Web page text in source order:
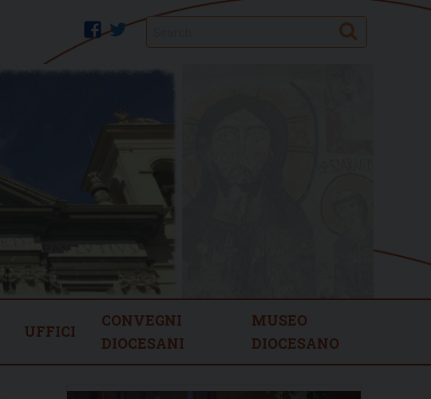
twitter
facebook Search
UFFICI
CONVEGNI
DIOCESANI
MUSEO
DIOCESANO